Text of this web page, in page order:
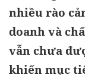
nhiều rào
doanh và
vẫn chưa
khiến mục